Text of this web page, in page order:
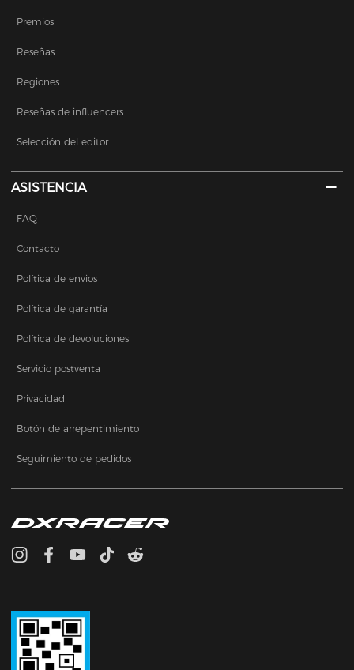
Premios
Reseñas
Regiones
Reseñas de influencers
Selección del editor
ASISTENCIA
FAQ
Contacto
Política de envios
Política de garantía
Política de devoluciones
Servicio postventa
Privacidad
Botón de arrepentimiento
Seguimiento de pedidos